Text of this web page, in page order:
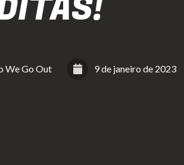
We Go Out 9 de janeiro de 2023